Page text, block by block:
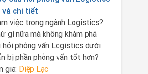
và chi tiết
việc trong ngành Logistics?
gì nữa mà không khám phá
hỏi phỏng vấn Logistics dưới
bị phần phỏng vấn tốt hơn?
gia: Diệp Lạc